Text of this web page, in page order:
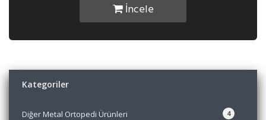
İncele
Kategoriler
4
Diğer Metal Ortopedi Ürünleri